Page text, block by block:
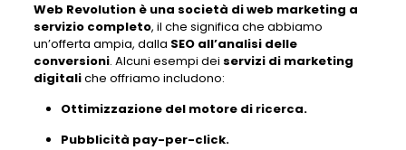
Web Revolution è una società di web marketing a
servizio completo, il che significa che abbiamo
un’offerta ampia, dalla SEO all’analisi delle
conversioni. Alcuni esempi dei servizi di marketing
digitaliche offriamo includono:
Ottimizzazione del motore di ricerca.
Pubblicità pay-per-click.